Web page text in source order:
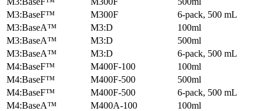
M3:BaseF™
M300F
6-pack, 500 mL
M3:BaseA™
M3:D
100ml
M3:BaseA™
M3:D
500ml
M3:BaseA™
M3:D
6-pack, 500 mL
M4:BaseF™
M400F-100
100ml
M4:BaseF™
M400F-500
500ml
M4:BaseF™
M400F-500
6-pack, 500 mL
M4:BaseA™
M400A-100
100ml